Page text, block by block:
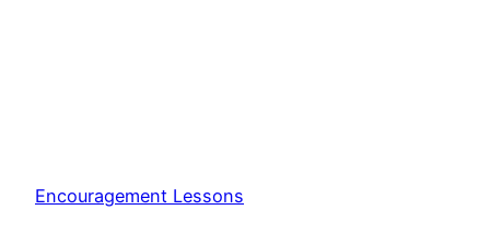
Encouragement Lessons